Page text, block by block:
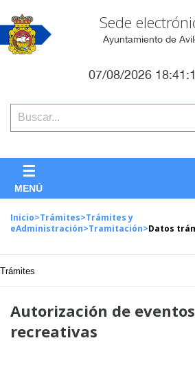
Sede
Ayuntamiento de
07/08/2026
☰
MENÚ
Inicio>Trámites>Trámites y
eAdministración>Tramitación>Datos
Autorización de
recreativas